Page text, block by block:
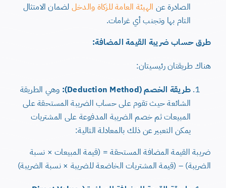
الصادرة عن الهيئة العامة للزكاة والدخل لضمان الامتثال
التام بها وتجنب أي غرامات.
طرق حساب ضريبة القيمة المضافة:
هناك طريقتان رئيسيتان:
طريقة الخصم (Deduction Method):
وهي الطريقة
الشائعة حيث تقوم على حساب الضريبة المستحقة على
المبيعات ثم خصم الضريبة المدفوعة على المشتريات
يمكن التعبير عن ذلك بالمعادلة التالية:
ضريبة القيمة المضافة المستحقة = (قيمة المبيعات × نسبة
الضريبة) – (قيمة المشتريات الخاضعة للضريبة × نسبة الضريبة)